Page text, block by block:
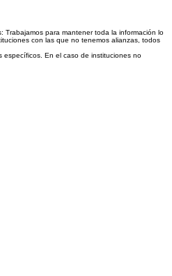
para mantener toda la información lo
con las que no tenemos alianzas, todos
específicos. En el caso de instituciones no